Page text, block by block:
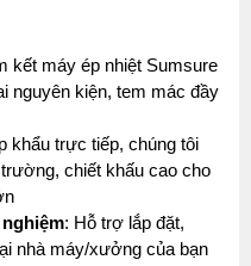
kết máy ép nhiệt Sumsure
nguyên kiện, tem mác đầy
khẩu trực tiếp, chúng tôi
chiết khấu cao cho
: Hỗ trợ lắp đặt,
nhà máy/xưởng của bạn
Tay: Chọn Máy Chạy Pin Hay
TAY TRỤ ĐỨNG 2 KIM
ĐAI TỰ ĐỘNG